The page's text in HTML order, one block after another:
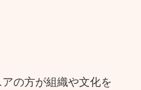
の方が組織や文化を